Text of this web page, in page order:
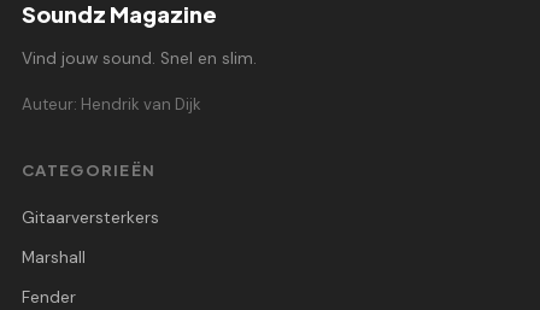
Soundz Magazine
Vind jouw sound. Snel en slim.
Auteur: Hendrik van Dijk
CATEGORIEËN
Gitaarversterkers
Marshall
Fender